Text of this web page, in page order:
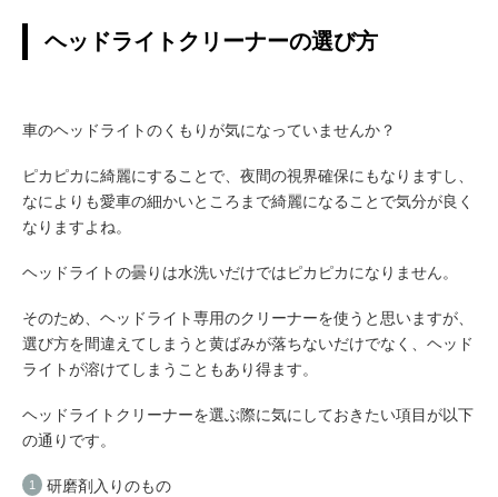
ヘッドライトクリーナーの選び方
車のヘッドライトのくもりが気になっていませんか？
ピカピカに綺麗にすることで、夜間の視界確保にもなりますし、
なによりも愛車の細かいところまで綺麗になることで気分が良く
なりますよね。
ヘッドライトの曇りは水洗いだけではピカピカになりません。
そのため、ヘッドライト専用のクリーナーを使うと思いますが、
選び方を間違えてしまうと黄ばみが落ちないだけでなく、ヘッド
ライトが溶けてしまうこともあり得ます。
ヘッドライトクリーナーを選ぶ際に気にしておきたい項目が以下
の通りです。
研磨剤入りのもの